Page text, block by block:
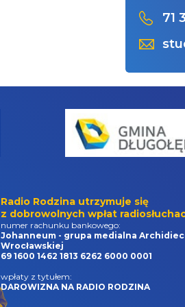
71
Radio Rodzina utrzymuje się
z dobrowolnych wpłat
numer rachunku bankowego:
Johanneum - grupa medialna
Wrocławskiej
69 1600 1462 1813 6262 6000 0001
wpłaty z tytułem:
DAROWIZNA NA RADIO RODZINA